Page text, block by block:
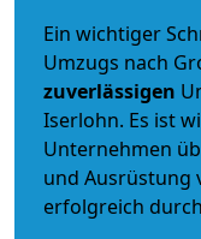
Ein wichtiger
Umzugs nach
zuverlässigen
Iserlohn. Es ist
Unternehmen
und Ausrüstung
erfolgreich